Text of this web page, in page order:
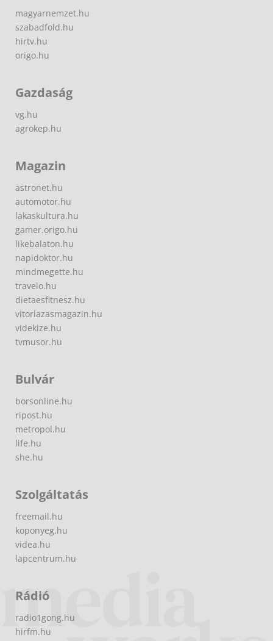
magyarnemzet.hu
szabadfold.hu
hirtv.hu
origo.hu
Gazdaság
vg.hu
agrokep.hu
Magazin
astronet.hu
automotor.hu
lakaskultura.hu
gamer.origo.hu
likebalaton.hu
napidoktor.hu
mindmegette.hu
travelo.hu
dietaesfitnesz.hu
vitorlazasmagazin.hu
videkize.hu
tvmusor.hu
Bulvár
borsonline.hu
ripost.hu
metropol.hu
life.hu
she.hu
Szolgáltatás
freemail.hu
koponyeg.hu
videa.hu
lapcentrum.hu
Rádió
radio1gong.hu
hirfm.hu